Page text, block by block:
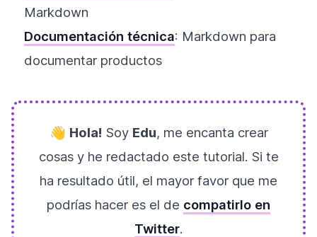
Markdown
Documentación técnica: Markdown para
documentar productos
👋 Hola! Soy Edu, me encanta crear
cosas y he redactado este tutorial. Si te
ha resultado útil, el mayor favor que me
podrías hacer es el de compatirlo en
Twitter.